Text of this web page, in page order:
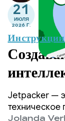
21
ИЮЛЯ
2026 Г.
Инструкции
Jetpacker —
нашей
Jolanda